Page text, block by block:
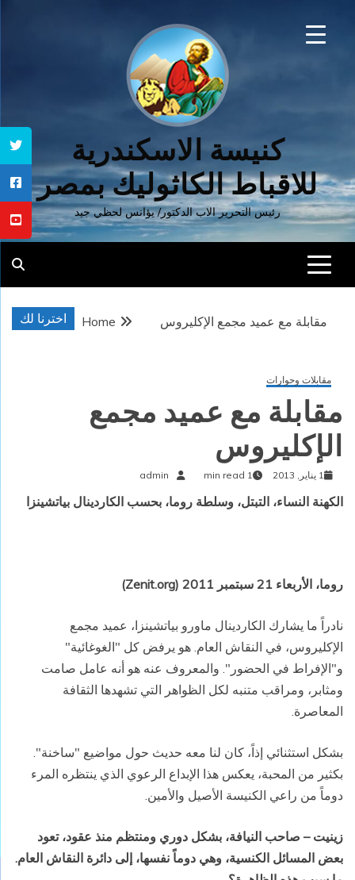
كنيسة الاسكندرية
للاقباط الكاثوليك بمصر
رئيس التحرير الاب الدكتور/ يؤانس لحظي جيد
اخترنا لك Home مقابلة مع عميد مجمع الإكليروس
مقابلات وحوارات
مقابلة مع عميد مجمع
الإكليروس
1 يناير, 2013 1 min read
admin
الكهنة النساء، التبتل، وسلطة روما، بحسب الكاردينال بياتشينزا
روما، الأربعاء 21 سبتمبر 2011 ( Zenit.org
)
نادراً ما يشارك الكاردينال ماورو بياتشينزا، عميد مجمع
الإكليروس، في النقاش العام. هو يرفض كل "الغوغائية"
و"الإفراط في الحضور". والمعروف عنه هو أنه عامل صامت
ومثابر، ومراقب متنبه لكل الظواهر التي تشهدها الثقافة
المعاصرة.
بشكل استثنائي إذاً، كان لنا معه حديث حول مواضيع "ساخنة".
بكثير من المحبة، يعكس هذا الإبداع الرعوي الذي ينتظره المرء
دوماً من راعي الكنيسة الأصيل والأمين.
زينيت – صاحب النيافة، بشكل دوري ومنتظم منذ عقود، تعود
بعض المسائل الكنسية، وهي دوماً نفسها، إلى دائرة النقاش العام.